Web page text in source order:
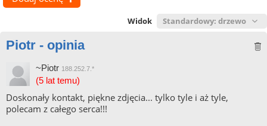
Widok
Piotr - opinia
~Piotr 188.252.7.*
(5 lat temu)
Doskonały kontakt, piękne zdjęcia... tylko tyle i aż tyle,
polecam z całego serca!!!